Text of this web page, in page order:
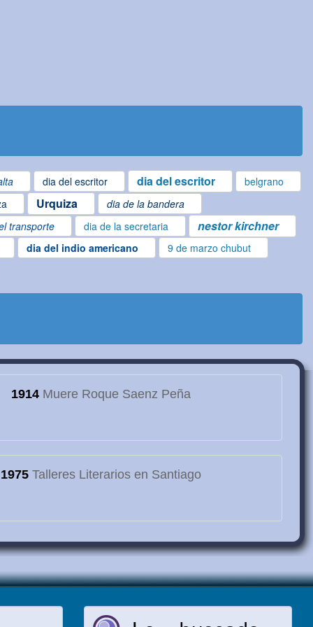
dia del escritor dia del escritor
belgrano
Urquiza
dia de la bandera
transporte dia de la secretaria nestor kirchner
dia del indio americano
9 de marzo chubut
1914Muere Roque Saenz Peña
1975Talleres Literarios en Santiago